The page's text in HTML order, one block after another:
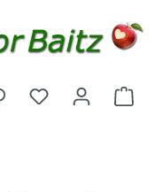
Du hast 0